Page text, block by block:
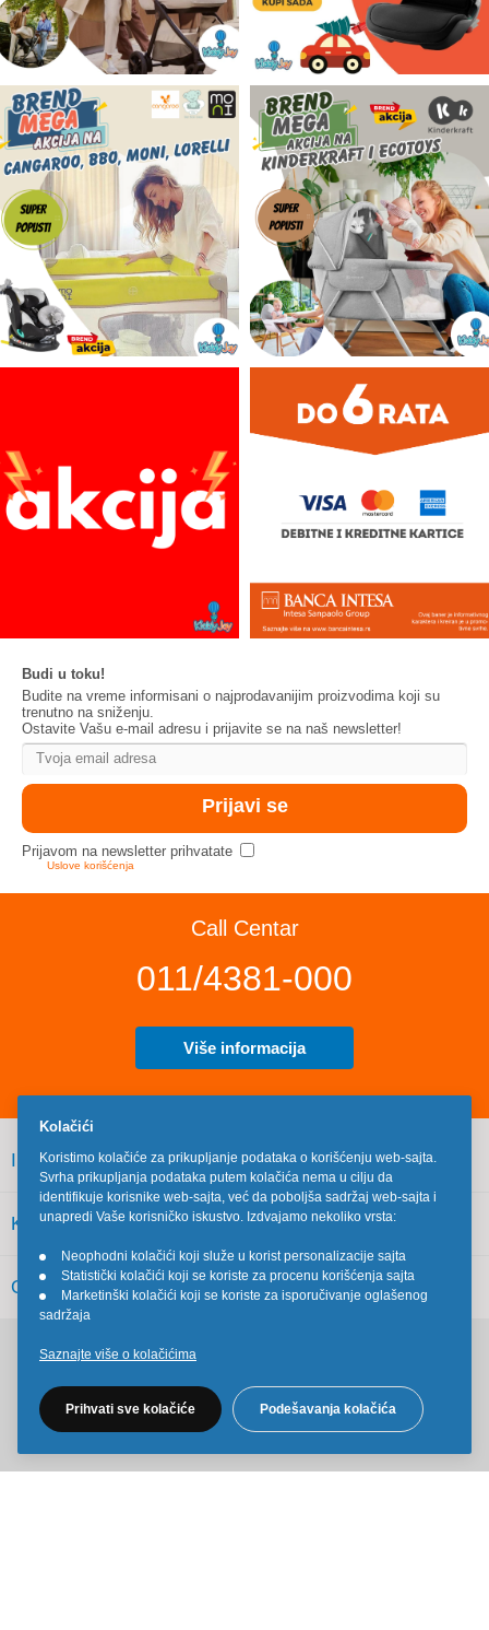
Budi u toku!
Budite na vreme informisani o najprodavanijim proizvodima koji su
trenutno na sniženju.
Ostavite Vašu e-mail adresu i prijavite se na naš newsletter!
Prijavom na newsletter prihvatate
Uslove korišćenja
Call Centar
011/4381-000
Više informacija
INFORMACIJE
KORISNIČKI SERVIS
OSTALO
Kolačići
Koristimo kolačiće za prikupljanje podataka o korišćenju web-sajta.
Svrha prikupljanja podataka putem kolačića nema u cilju da
identifikuje korisnike web-sajta, već da poboljša sadržaj web-sajta i
unapredi Vaše korisničko iskustvo. Izdvajamo nekoliko vrsta:
•
Neophodni kolačići koji služe u korist personalizacije sajta
•
Statistički kolačići koji se koriste za procenu korišćenja sajta
•
Marketinški kolačići koji se koriste za isporučivanje oglašenog
sadržaja
Saznajte više o kolačićima
Prihvati sve kolačiće Podešavanja kolačića